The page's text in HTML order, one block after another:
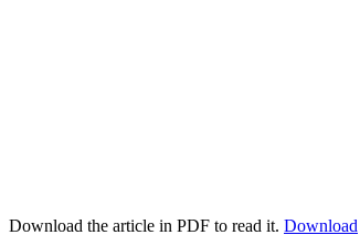
Download the article in PDF to read it. Download